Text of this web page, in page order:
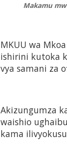
Makamu
MKUU wa
ishirini kutoka
vya samani za
Akizungumza
waishio
kama